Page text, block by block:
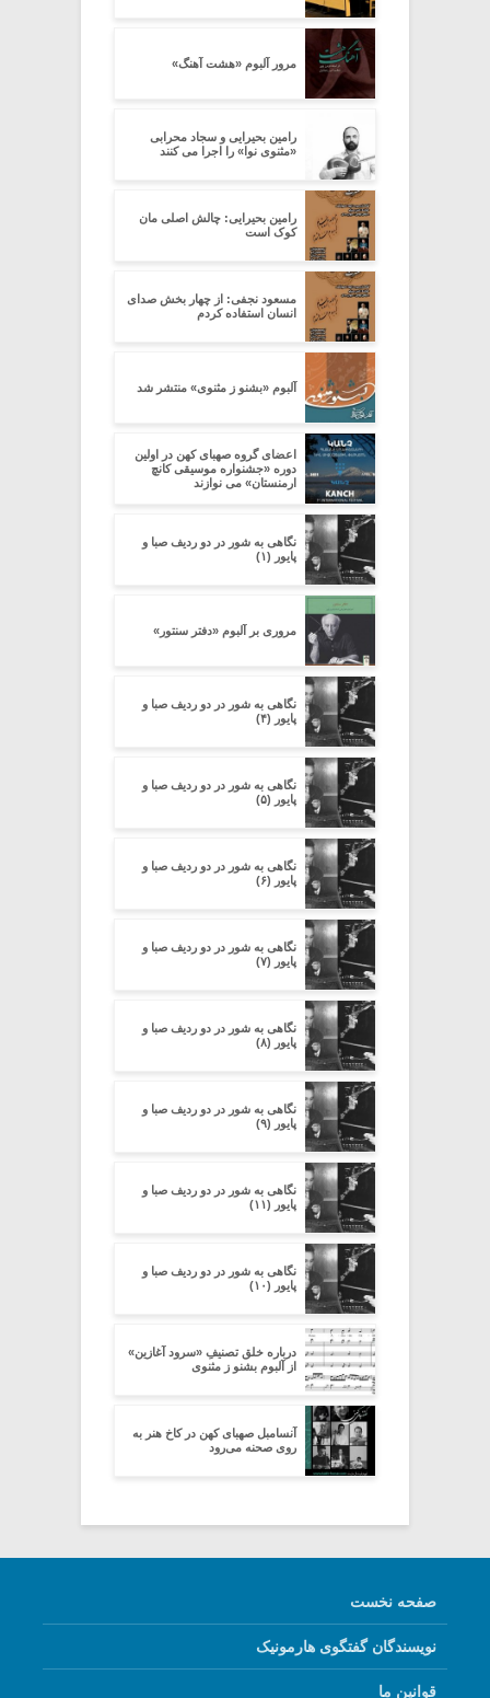
مرور آلبوم «هشت آهنگ»
رامین بحیرایی و سجاد محرابی
«مثنوی نوا» را اجرا می کنند
رامین بحیرایی: چالش اصلی مان
کوک است
مسعود نجفی: از چهار بخش صدای
انسان استفاده کردم
آلبوم «بشنو ز مثنوی» منتشر شد
اعضای گروه صهبای کهن در اولین
دوره «جشنواره موسیقی کانچ
ارمنستان» می نوازند
نگاهی به شور در دو ردیف صبا و
پایور (۱)
مروری بر آلبوم «دفتر سنتور»
نگاهی به شور در دو ردیف صبا و
پایور (۴)
نگاهی به شور در دو ردیف صبا و
پایور (۵)
نگاهی به شور در دو ردیف صبا و
پایور (۶)
نگاهی به شور در دو ردیف صبا و
پایور (۷)
نگاهی به شور در دو ردیف صبا و
پایور (۸)
نگاهی به شور در دو ردیف صبا و
پایور (۹)
نگاهی به شور در دو ردیف صبا و
پایور (۱۱)
نگاهی به شور در دو ردیف صبا و
پایور (۱۰)
درباره خلق تصنیفِ «سرود آغازین»
از آلبوم بشنو ز مثنوی
آنسامبل صهبای کهن در کاخ هنر به
روی صحنه می‌رود
صفحه نخست
نویسندگان گفتگوی هارمونیک
قوانین ما